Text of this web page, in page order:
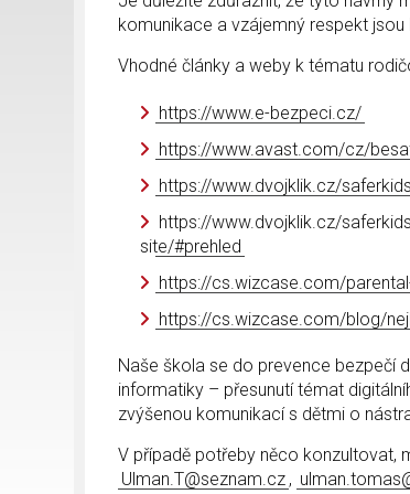
komunikace a vzájemný respekt
Vhodné články a weby k tématu
https://www.e-bezpeci.cz/
https://www.avast.com/cz/
https://www.dvojklik.cz/
https://www.dvojklik.cz/
site/#prehled
https://cs.wizcase.com/
https://cs.wizcase.com/blog/
Naše škola se do prevence bezpečí
informatiky – přesunutí témat
zvýšenou komunikací s dětmi o
V případě potřeby něco konzultovat,
Ulman.T@seznam.cz ,